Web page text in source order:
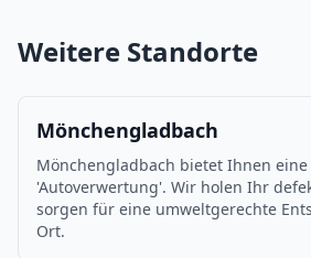
Weitere Standorte
Mönchengladbach
Mönchengladbach bietet Ihnen
'Autoverwertung'. Wir holen Ihr
sorgen für eine umweltgerechte
Ort.